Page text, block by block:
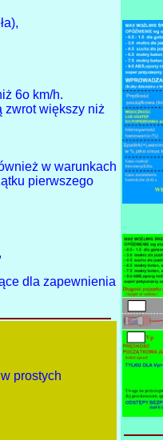
6o km/h.
zwrot większy niż
w warunkach
pierwszego
dla zapewnienia
prostych